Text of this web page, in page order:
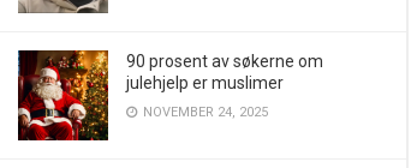
90 prosent av søkerne om
julehjelp er muslimer
NOVEMBER 24, 2025